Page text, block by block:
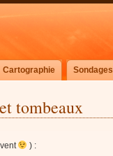
Cartographie Sondages
tombeaux
) :